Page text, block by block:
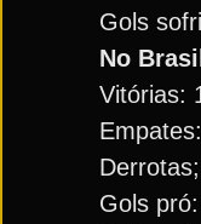
Gols
No
Vitórias:
Gols